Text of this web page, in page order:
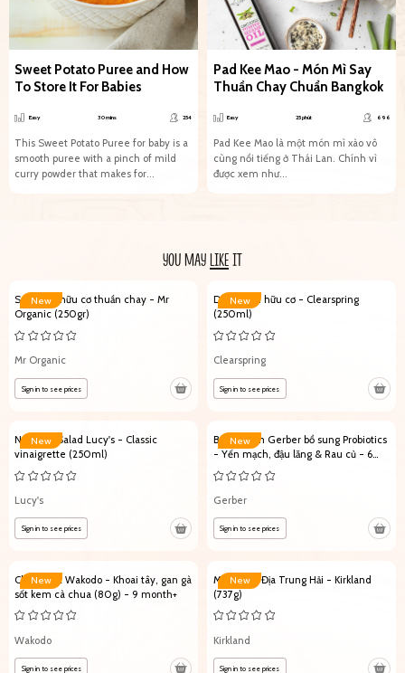
Sweet Potato Puree and How
To Store It For Babies
Easy 30 mins 254
This Sweet Potato Puree for baby is a
smooth puree with a pinch of mild
curry powder that makes for...
Pad Kee Mao - Món Mì Say
Thuần Chay Chuẩn Bangkok
Easy 25 phút 696
Pad Kee Mao là một món mì xào vô
cùng nổi tiếng ở Thái Lan. Chính vì
được xem như...
YOU MAYLIKEIT
New
Sốt Mayo hữu cơ thuần chay - Mr
Organic (250gr)
Mr Organic
Sign in to see prices
New
Dầu Argan hữu cơ - Clearspring
(250ml)
Clearspring
Sign in to see prices
New
Nước sốt Salad Lucy's - Classic
vinaigrette (250ml)
Lucy's
Sign in to see prices
New
Bột ăn dặm Gerber bổ sung Probiotics
- Yến mạch, đậu lăng & Rau củ - 6
month+ (227g)
Gerber
Sign in to see prices
New
Cháo Nhật Wakodo - Khoai tây, gan gà
sốt kem cà chua (80g) - 9 month+
Wakodo
Sign in to see prices
New
Muối biển Địa Trung Hải - Kirkland
(737g)
Kirkland
Sign in to see prices